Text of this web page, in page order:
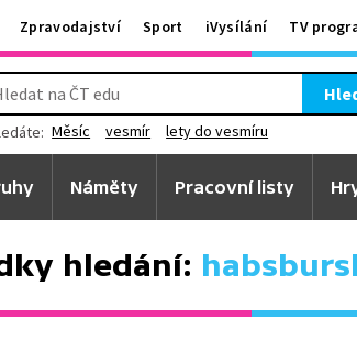
Zpravodajství Sport iVysílání TV
Měsíc vesmír lety do vesmíru
Náměty Pracovní listy
hledání: